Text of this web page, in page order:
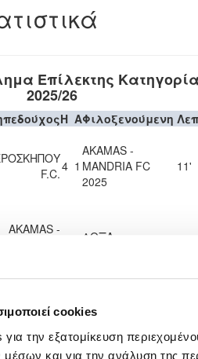
cookies
την εξατομίκευση
μέσων και για την ανάλυση της
Επίλεκτης
2025/26
H AΦιλοξενούμενη
F.C.4 1
AKAMAS -
MANDRIA FC
2025
11'
AKAMAS -
ΔΟΞΑ
AKAMAS -
FC
2025